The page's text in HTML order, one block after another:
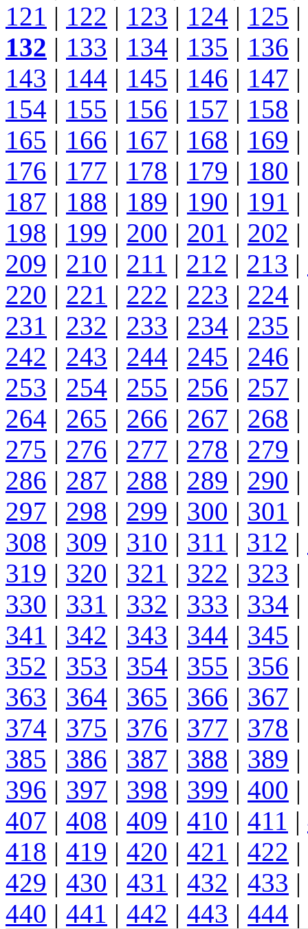
121 | 122 | 123 | 124 | 125 |
132 | 133 | 134 | 135 | 136 |
143 | 144 | 145 | 146 | 147 |
154 | 155 | 156 | 157 | 158 |
165 | 166 | 167 | 168 | 169 |
176 | 177 | 178 | 179 | 180 |
187 | 188 | 189 | 190 | 191 |
198 | 199 | 200 | 201 | 202 |
209 | 210 | 211 | 212 | 213 |
220 | 221 | 222 | 223 | 224 |
231 | 232 | 233 | 234 | 235 |
242 | 243 | 244 | 245 | 246 |
253 | 254 | 255 | 256 | 257 |
264 | 265 | 266 | 267 | 268 |
275 | 276 | 277 | 278 | 279 |
286 | 287 | 288 | 289 | 290 |
297 | 298 | 299 | 300 | 301 |
308 | 309 | 310 | 311 | 312 |
319 | 320 | 321 | 322 | 323 |
330 | 331 | 332 | 333 | 334 |
341 | 342 | 343 | 344 | 345 |
352 | 353 | 354 | 355 | 356 |
363 | 364 | 365 | 366 | 367 |
374 | 375 | 376 | 377 | 378 |
385 | 386 | 387 | 388 | 389 |
396 | 397 | 398 | 399 | 400 |
407 | 408 | 409 | 410 | 411 |
418 | 419 | 420 | 421 | 422 |
429 | 430 | 431 | 432 | 433 |
440 | 441 | 442 | 443 | 444 |